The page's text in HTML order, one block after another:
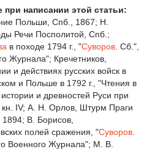
написании этой статьи:
Польши, Спб., 1867; Н.
Речи Посполитой, Спб.;
в походе 1794 г., "Суворов. Сб.",
Журнала"; Кречетников,
и действиях русских войск в
и Польше в 1792 г., "Чтения в
и древностей Руси при
кн. IV; А. Н. Орлов, Штурм Праги
1894; В. Борисов,
полей сражения, "Суворов.
Военного Журнала"; М. В.